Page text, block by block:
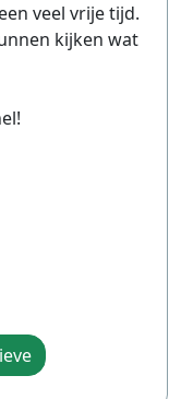
veel vrije tijd.
kijken wat